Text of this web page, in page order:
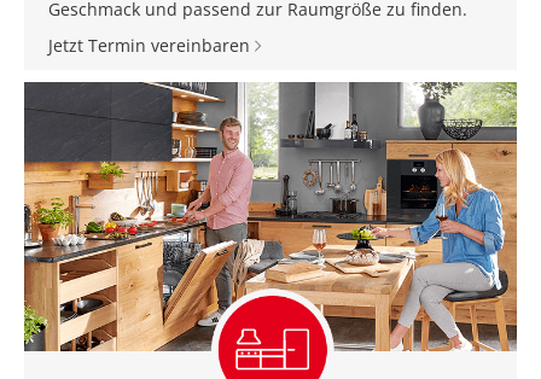
Geschmack und passend zur Raumgröße zu finden.
Jetzt Termin vereinbaren